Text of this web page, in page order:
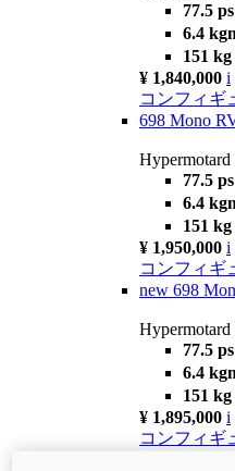
77.5 ps
6.4
151 kg
¥ 1,840,000 i
コンフィギ
698 Mono
77.5 ps
6.4
151 kg
¥ 1,950,000 i
コンフィギ
new 698
77.5 ps
6.4
151 kg
¥ 1,895,000 i
コンフィギ